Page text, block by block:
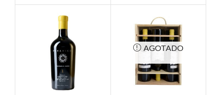
ASTRONAUTA"
2x
75
cl.
AGOTADO